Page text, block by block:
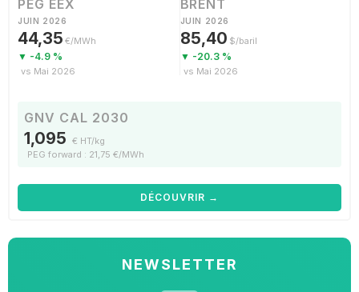
PEG EEX
JUIN 2026
44,35 €/MWh
▼ -4.9 %
vs Mai 2026
BRENT
JUIN 2026
85,40 $/baril
▼ -20.3 %
vs Mai 2026
GNV CAL 2030
1,095 € HT/kg
PEG forward : 21,75 €/MWh
DÉCOUVRIR →
NEWSLETTER